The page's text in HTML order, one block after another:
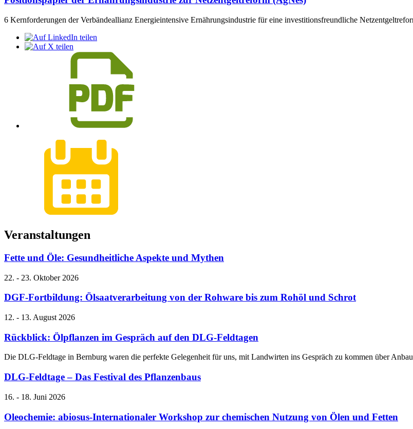
6 Kernforderungen der Verbändeallianz Energieintensive Ernährungsindustrie für eine investitionsfreundliche
Ver­an­stal­tun­gen
Fette und Öle: Gesundheitliche Aspekte und Mythen
22. - 23. Oktober 2026
DGF-Fortbildung: Ölsaatverarbeitung von der Rohware bis zum Rohöl und Schrot
12. - 13. August 2026
Rückblick: Ölpflanzen im Gespräch auf den DLG-Feldtagen
Die DLG-Feldtage in Bernburg waren die perfekte Gelegenheit für uns, mit Landwirten ins Gespräch zu kommen über
DLG-Feldtage – Das Festival des Pflanzenbaus
16. - 18. Juni 2026
Oleochemie: abiosus-Internationaler Workshop zur chemischen Nutzung von Ölen und Fetten